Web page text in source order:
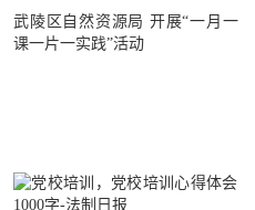
武陵区自然资源局 开展“一月一
课一片一实践”活动